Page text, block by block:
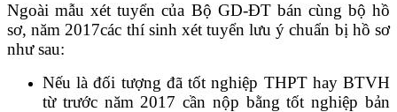
Ngoài mẫu xét tuyển của Bộ GD-ĐT bán cùng bộ hồ
sơ, năm 2017các thí sinh xét tuyển lưu ý chuẩn bị hồ sơ
như sau:
Nếu là đối tượng đã tốt nghiệp THPT hay BTVH
từ trước năm 2017 cần nộp bằng tốt nghiệp bản